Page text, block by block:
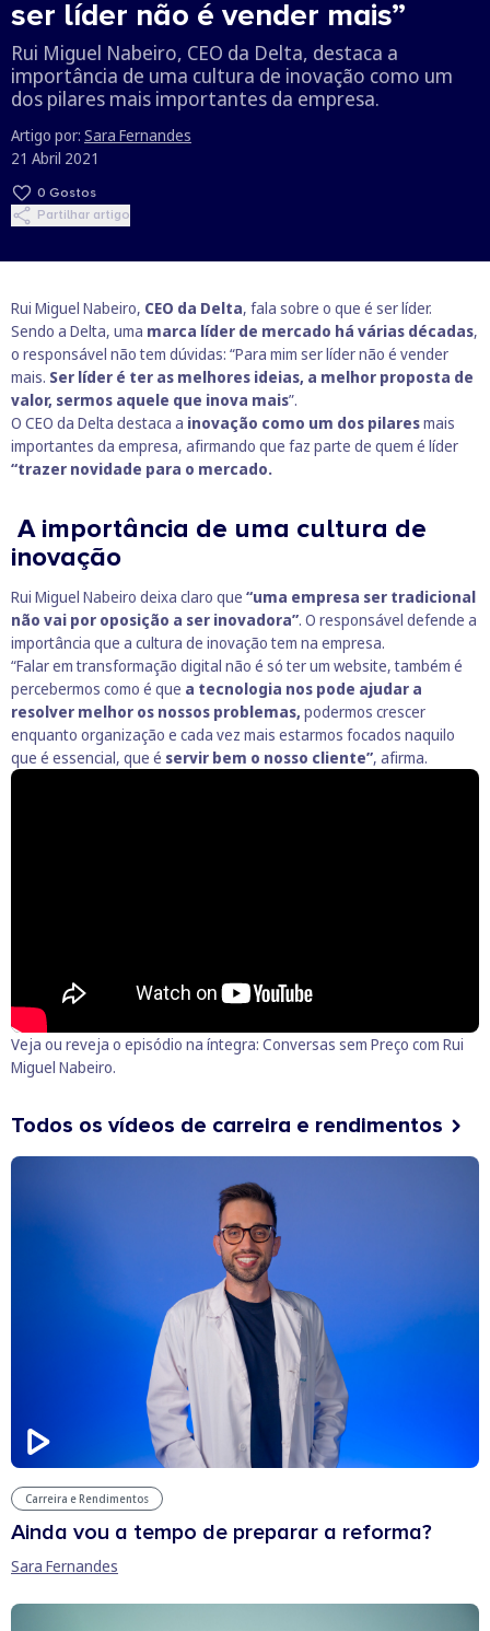
ser líder não é vender mais”
Rui Miguel Nabeiro, CEO da Delta, destaca a
importância de uma cultura de inovação como um
dos pilares mais importantes da empresa.
Artigo por: Sara Fernandes
21 Abril 2021
0 Gostos
Partilhar artigo
Rui Miguel Nabeiro, CEO da Delta, fala sobre o que é ser líder.
Sendo a Delta, uma marca líder de mercado há várias décadas,
o responsável não tem dúvidas: “Para mim ser líder não é vender
mais. Ser líder é ter as melhores ideias, a melhor proposta de
valor, sermos aquele que inova mais”.
O CEO da Delta destaca a inovação como um dos pilaresmais
importantes da empresa, afirmando que faz parte de quem é líder
“trazer novidade para o mercado.
A importância de uma cultura de
inovação
Rui Miguel Nabeiro deixa claro que “uma empresa ser tradicional
não vai por oposição a ser inovadora”. O responsável defende a
importância que a cultura de inovação tem na empresa.
“Falar em transformação digital não é só ter um website, também é
percebermos como é que a tecnologia nos pode ajudar a
resolver melhor os nossos problemas, podermos crescer
enquanto organização e cada vez mais estarmos focados naquilo
que é essencial, que é servir bem o nosso cliente”, afirma.
Veja ou reveja o episódio na íntegra: Conversas sem Preço com Rui
Miguel Nabeiro.
Todos os vídeos de carreira e rendimentos
Carreira e Rendimentos
Ainda vou a tempo de preparar a reforma?
Sara Fernandes